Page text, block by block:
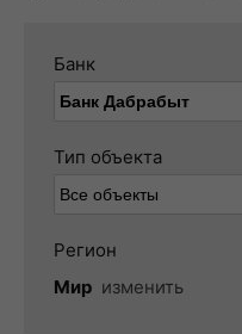
Банк
Тип объекта
Регион
Мир изменить